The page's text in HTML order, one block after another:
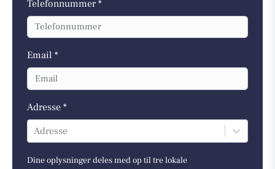
Telefonnummer *
Email *
Adresse *
Adresse
Dine oplysninger deles med op til tre lokale